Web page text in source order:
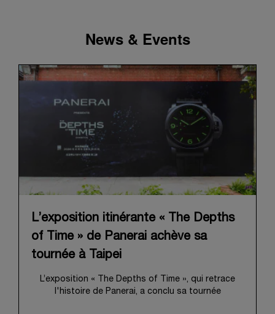
News & Events
L’exposition itinérante « The Depths
of Time » de Panerai achève sa
tournée à Taipei
L’exposition « The Depths of Time », qui retrace
l'histoire de Panerai, a conclu sa tournée